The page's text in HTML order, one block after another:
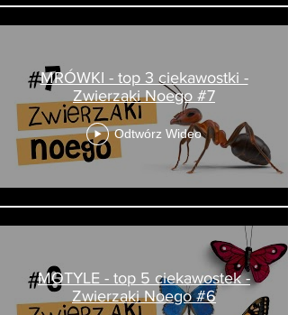
MRÓWKI - top 3 ciekawostki -
Zwierzaki Noego #7
Odtwórz Wideo
MOTYLE - top 5 ciekawostek -
Zwierzaki Noego #6